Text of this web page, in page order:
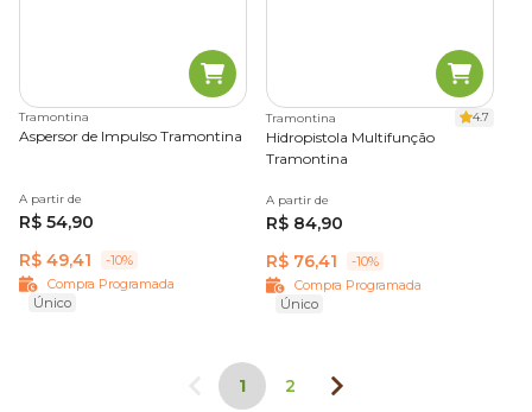
Tramontina
Aspersor de Impulso Tramontina
A partir de
R$ 54,90
R$ 49,41
-10%
Compra Programada
Único
Tramontina 4.7
Hidropistola Multifunção
Tramontina
A partir de
R$ 84,90
R$ 76,41
-10%
Compra Programada
Único
1 2